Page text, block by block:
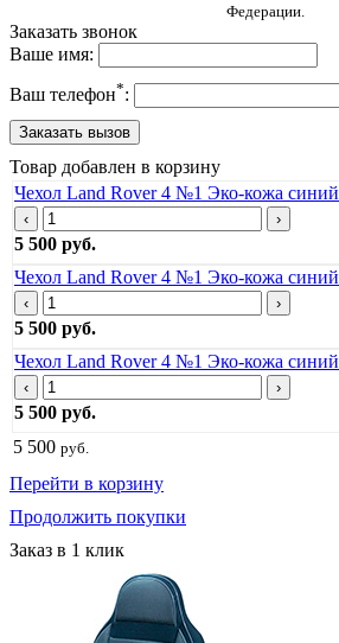
Федерации.
Заказать звонок
Ваше имя:
Ваш телефон*:
Товар добавлен в корзину
Чехол Land Rover 4 №1 Эко-кожа синий
‹ ›
5 500 руб.
Чехол Land Rover 4 №1 Эко-кожа синий
‹ ›
5 500 руб.
Чехол Land Rover 4 №1 Эко-кожа синий
‹ ›
5 500 руб.
5 500 руб.
Перейти в корзину
Продолжить покупки
Заказ в 1 клик